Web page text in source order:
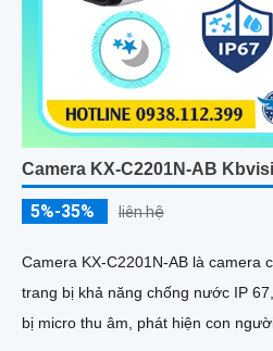
Camera KX-C2201N-AB
5%-35% liên hệ
Camera KX-C2201N-AB là camera
trang bị khả năng chống nước IP 67, độ
bị micro thu âm, phát hiện con